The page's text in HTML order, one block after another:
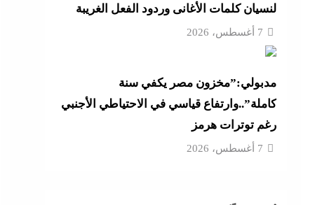
لنسيان كلمات الأغانى وردود الفعل الغريبة
7 أغسطس، 2026
مدبولي:”مخزون مصر يكفي سنة
كاملة”..وارتفاع قياسي في الاحتياطي الأجنبي
رغم توترات هرمز
7 أغسطس، 2026